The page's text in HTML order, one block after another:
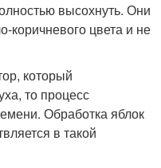
высохнуть. Они
коричневого цвета и не
который
то процесс
Обработка яблок
в такой